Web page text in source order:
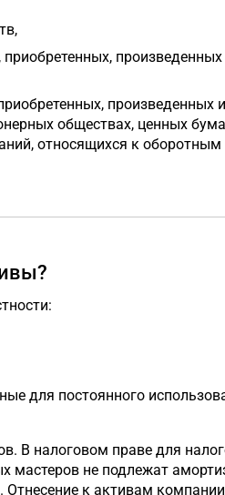
произведенных
обществах, ценных
относящихся к
для постоянного
В налоговом праве для
мастеров не подлежат
Отнесение к активам